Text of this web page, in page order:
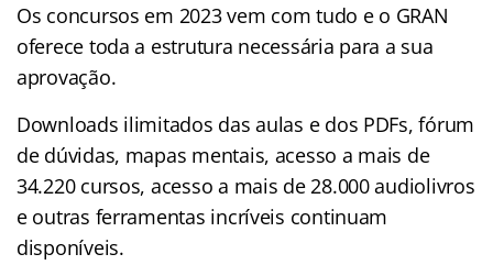
Os concursos em 2023 vem com tudo e o GRAN
oferece toda a estrutura necessária para a sua
aprovação.
Downloads ilimitados das aulas e dos PDFs, fórum
de dúvidas, mapas mentais, acesso a mais de
34.220 cursos, acesso a mais de 28.000 audiolivros
e outras ferramentas incríveis continuam
disponíveis.